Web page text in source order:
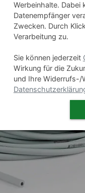
Werbeinhalte. Dabei
Datenempfänger
Zwecken. Durch
Verarbeitung zu.
Sie können jederzeit
Wirkung für die
und Ihre Widerrufs-/